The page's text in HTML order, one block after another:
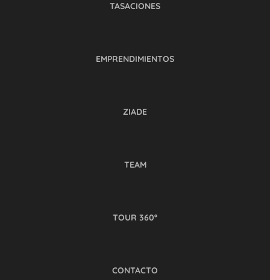
TASACIONES
EMPRENDIMIENTOS
ZIADE
TEAM
TOUR 360º
CONTACTO